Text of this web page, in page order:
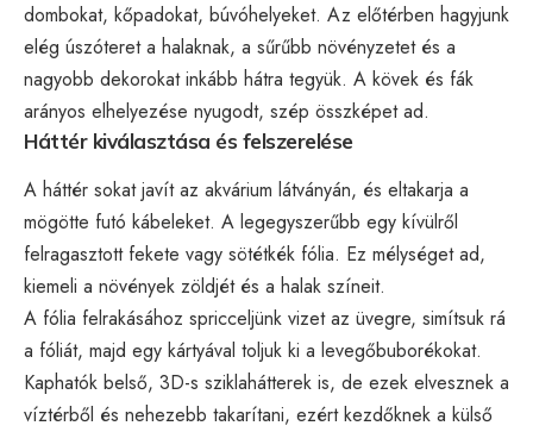
dombokat, kőpadokat, búvóhelyeket. Az előtérben hagyjunk
elég úszóteret a halaknak, a sűrűbb növényzetet és a
nagyobb dekorokat inkább hátra tegyük. A kövek és fák
arányos elhelyezése nyugodt, szép összképet ad.
Háttér kiválasztása és felszerelése
A háttér sokat javít az akvárium látványán, és eltakarja a
mögötte futó kábeleket. A legegyszerűbb egy kívülről
felragasztott fekete vagy sötétkék fólia. Ez mélységet ad,
kiemeli a növények zöldjét és a halak színeit.
A fólia felrakásához spricceljünk vizet az üvegre, simítsuk rá
a fóliát, majd egy kártyával toljuk ki a levegőbuborékokat.
Kaphatók belső, 3D-s sziklahátterek is, de ezek elvesznek a
víztérből és nehezebb takarítani, ezért kezdőknek a külső